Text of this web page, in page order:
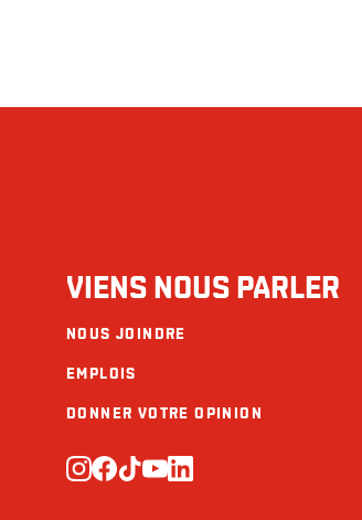
VIENS NOUS PARLER
NOUS JOINDRE
EMPLOIS
DONNER VOTRE OPINION